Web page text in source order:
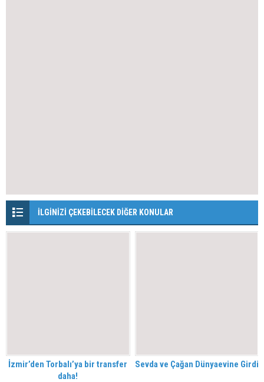
İLGİNİZİ ÇEKEBİLECEK DİĞER KONULAR
İzmir’den Torbalı’ya bir transfer
daha!
Sevda ve Çağan Dünyaevine Girdi